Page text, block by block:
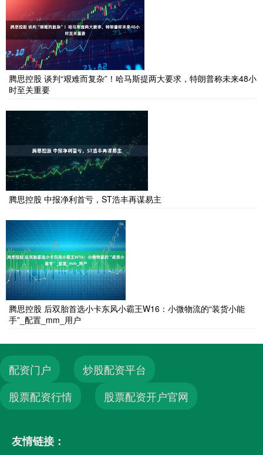
腾思控股 谈判“艰难而复杂”！哈马斯提两大要求，特朗普称未来48小
时至关重要
腾思控股 中报净利首亏，ST浩丰再谋易主
腾思控股 后双胎首选小卡东风小霸王W16：小微物流的“装货小能
手”_配置_mm_用户
配资门户
炒股配资平台
股票配资行情
股票配资开户官网
友情链接：